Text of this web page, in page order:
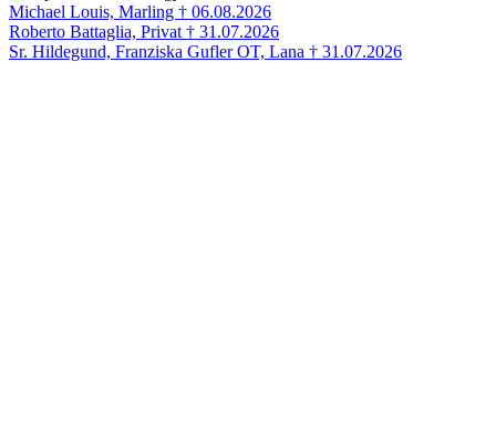
Michael Louis, Marling † 06.08.2026
Roberto Battaglia, Privat † 31.07.2026
Sr. Hildegund, Franziska Gufler OT, Lana † 31.07.2026